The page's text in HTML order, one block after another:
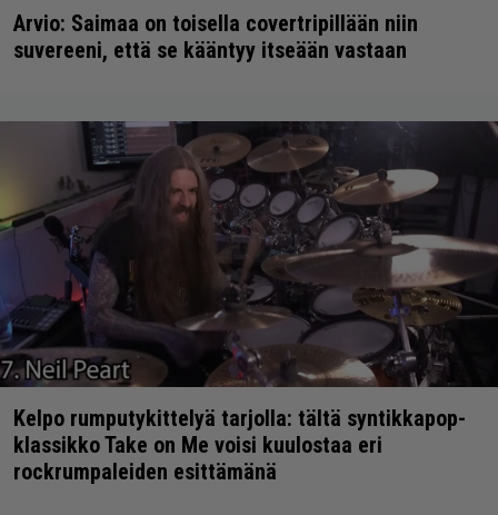
Arvio: Saimaa on toisella covertripillään niin
suvereeni, että se kääntyy itseään vastaan
Kelpo rumputykittelyä tarjolla: tältä syntikkapop-
klassikko Take on Me voisi kuulostaa eri
rockrumpaleiden esittämänä